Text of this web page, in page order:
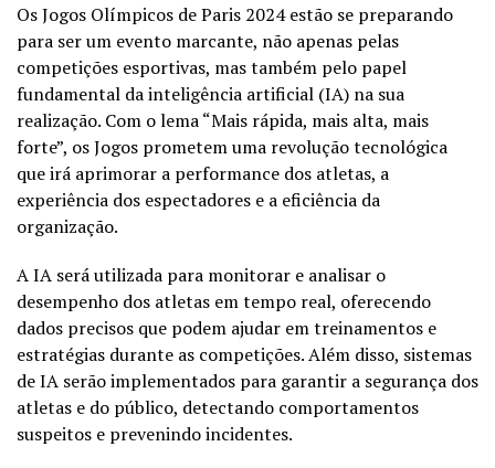
Os Jogos Olímpicos de Paris 2024 estão se preparando
para ser um evento marcante, não apenas pelas
competições esportivas, mas também pelo papel
fundamental da inteligência artificial (IA) na sua
realização. Com o lema “Mais rápida, mais alta, mais
forte”, os Jogos prometem uma revolução tecnológica
que irá aprimorar a performance dos atletas, a
experiência dos espectadores e a eficiência da
organização.
A IA será utilizada para monitorar e analisar o
desempenho dos atletas em tempo real, oferecendo
dados precisos que podem ajudar em treinamentos e
estratégias durante as competições. Além disso, sistemas
de IA serão implementados para garantir a segurança dos
atletas e do público, detectando comportamentos
suspeitos e prevenindo incidentes.